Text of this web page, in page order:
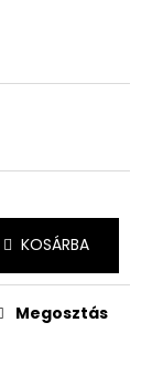
KOSÁRBA
Megosztás